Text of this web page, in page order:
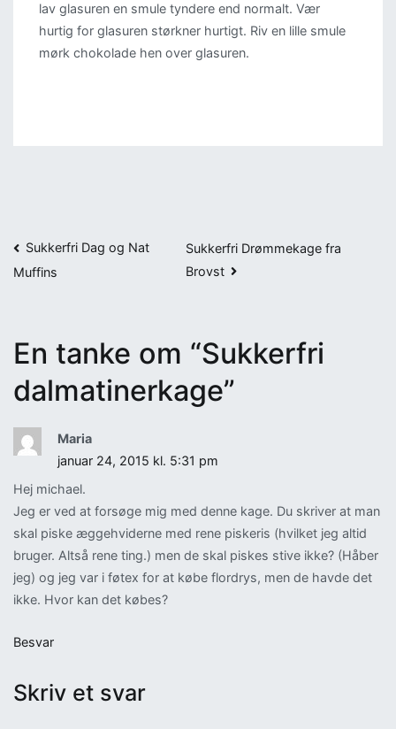
lav glasuren en smule tyndere end normalt. Vær
hurtig for glasuren størkner hurtigt. Riv en lille smule
mørk chokolade hen over glasuren.
Indlægsnavigation
Sukkerfri Dag og Nat
Muffins
Sukkerfri Drømmekage fra
Brovst
En tanke om “Sukkerfri
dalmatinerkage”
Maria
januar 24, 2015 kl. 5:31 pm
Hej michael.
Jeg er ved at forsøge mig med denne kage. Du skriver at man
skal piske æggehviderne med rene piskeris (hvilket jeg altid
bruger. Altså rene ting.) men de skal piskes stive ikke? (Håber
jeg) og jeg var i føtex for at købe flordrys, men de havde det
ikke. Hvor kan det købes?
Besvar
Skriv et svar